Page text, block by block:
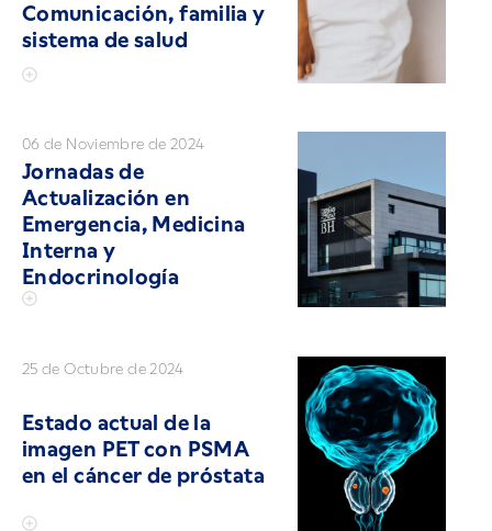
Comunicación, familia y
sistema de salud
06 de Noviembre de 2024
Jornadas de
Actualización en
Emergencia, Medicina
Interna y
Endocrinología
25 de Octubre de 2024
Estado actual de la
imagen PET con PSMA
en el cáncer de próstata